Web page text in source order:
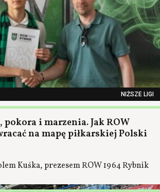
NIŻSZE LIGI
i marzenia. Jak ROW
na mapę piłkarskiej Polski
Kuśka, prezesem ROW 1964 Rybnik